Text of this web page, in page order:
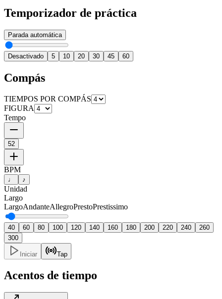
Temporizador de práctica
Parada automática
Desactivado 5 10 20 30 45 60
Compás
TIEMPOS POR COMPÁS
FIGURA
Tempo
52
BPM
♩ ♪
Unidad
Largo
LargoAndanteAllegroPrestoPrestissimo
40 60 80 100 120 140 160 180 200 220 240
260
300
Iniciar Tap
Acentos de tiempo